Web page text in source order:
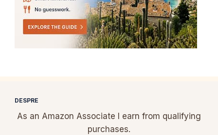
DESPRE
As an Amazon Associate I earn from qualifying
purchases.